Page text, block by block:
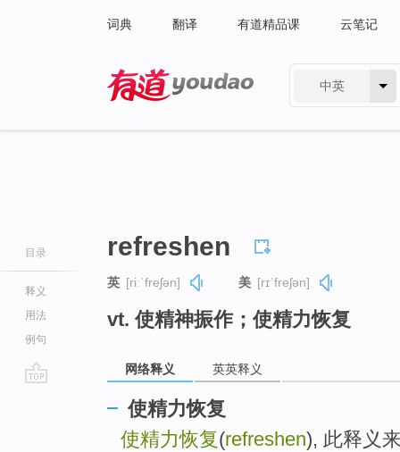
词典 翻译 有道精品课 云笔记
中英
目录
释义
用法
例句
refreshen
英 [riːˈfreʃən] 美 [rɪˈfreʃən]
vt. 使精神振作；使精力恢复
网络释义 英英释义
使精力恢复
使精力恢复(refreshen), 此释义